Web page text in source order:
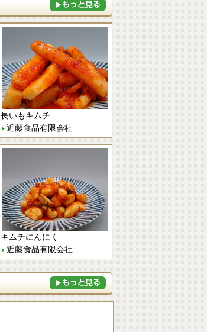
長いもキムチ
近藤食品有限会社
キムチにんにく
近藤食品有限会社